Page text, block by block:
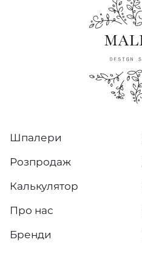
Шпалери
Розпродаж
Калькулятор
Про нас
Бренди